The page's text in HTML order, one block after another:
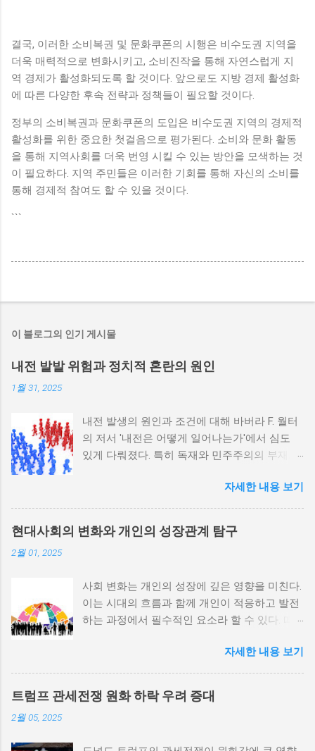
결국, 이러한 소비복권 및 문화쿠폰의 시행은 비수도권 지역을
더욱 매력적으로 변화시키고, 소비진작을 통해 자연스럽게 지
역 경제가 활성화되도록 할 것이다. 앞으로도 지방 경제 활성화
에 따른 다양한 후속 전략과 정책들이 필요할 것이다.
정부의 소비복권과 문화쿠폰의 도입은 비수도권 지역의 경제적
활성화를 위한 중요한 첫걸음으로 평가된다. 소비와 문화 활동
을 통해 지역사회를 더욱 번영 시킬 수 있는 방안을 모색하는 것
이 필요하다. 지역 주민들은 이러한 기회를 통해 자신의 소비를
통해 경제적 참여도 할 수 있을 것이다.
```
이 블로그의 인기 게시물
내전 발발 위험과 정치적 혼란의 원인
1월 31, 2025
내전 발생의 원인과 조건에 대해 바버라 F. 월터
의 저서 '내전은 어떻게 일어나는가'에서 심도
있게 다뤄졌다. 특히 독재와 민주주의의 부재가
정치적 파벌화와 경제·군사 체제의 불안정성이
내전의 촉매제가 된다는 사실은 우리에게 중요
한 교훈을 준다. 정치적 불안정성과 내전 발발
위험 정치적 불안정성은 내전 발발의 핵심 요인
적 갈등이 심화되고, 이로 인해 내전의 위험이
증가한다. 이와 같은 경우, 국민들은 정부에 대
한 불만을 느끼고, 체제 전복을 위해 무장 세력
역사적으로도 정치적 불안정성이 높은 국가에
서는 종종 내전이 발발했던 예가 많다. 이러한
비극적인 상황을 방지하기 위해서는 먼저 정치
자세한 내용 보기
현대사회의 변화와 개인의 성장관계 탐구
2월 01, 2025
사회 변화는 개인의 성장에 깊은 영향을 미친다.
이는 시대의 흐름과 함께 개인이 적응하고 발전
하는 과정에서 필수적인 요소라 할 수 있다. 따
탐구하는 것이 필요하다. 사회 변화의 의미와 구
조 사회 변화란 특정 사회의 구조, 문화, 가치관
등이 시간이 지남에 따라 변화하는 과정을 의미
한다. 이러한 변화는 다양한 요인에 의해 발생할
자세한 내용 보기
트럼프 관세전쟁 원화 하락 우려 증대
2월 05, 2025